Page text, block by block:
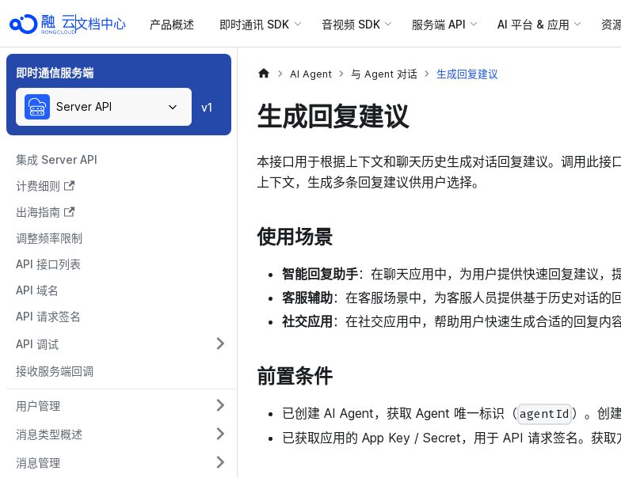
文档中心 产品概述 即时通讯 SDK 音视频 SDK 服务端 API AI 平台 & 应用 资
即时通信服务端
Server API v1
集成 Server API
计费细则
出海指南
调整频率限制
API 接口列表
API 域名
API 请求签名
API 调试
接收服务端回调
用户管理
消息类型概述
消息管理
AI Agent 与 Agent 对话 生成回复建议
生成回复建议
本接口用于根据上下文和聊天历史生成对话回复建议。调用此接
上下文，生成多条回复建议供用户选择。
使用场景
智能回复助手：在聊天应用中，为用户提供快速回复建议，
客服辅助：在客服场景中，为客服人员提供基于历史对话的
社交应用 ：在社交应用中，帮助用户快速生成合适的回复内容
前置条件
已创建 AI Agent，获取 Agent 唯一标识（ agentId ）。创
已获取应用的 App Key / Secret，用于 API 请求签名。获取